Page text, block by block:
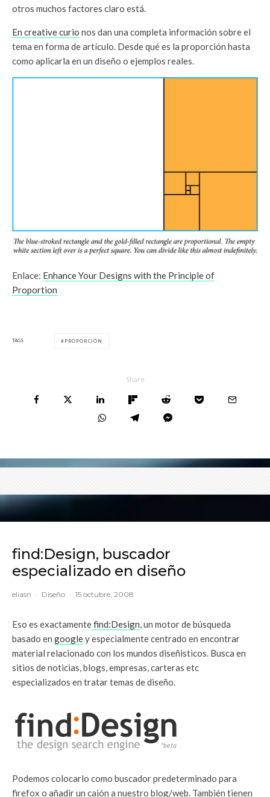
otros muchos factores claro está.
En creative curio nos dan una completa información sobre el
tema en forma de artículo. Desde qué es la proporción hasta
como aplicarla en un diseño o ejemplos reales.
Enlace: Enhance Your Designs with the Principle of
Proportion
TAGS PROPORCIÓN
Share
find:Design, buscador
especializado en diseño
eliasn · Diseño · 15 octubre, 2008
Eso es exactamentefind:Design, un motor de búsqueda
basado en googley especialmente centrado en encontrar
material relacionado con los mundos diseñisticos. Busca en
sitios de noticias, blogs, empresas, carteras etc
especializados en tratar temas de diseño.
Podemos colocarlo como buscador predeterminado para
firefox o añadir un cajón a nuestro blog/web. También tienen